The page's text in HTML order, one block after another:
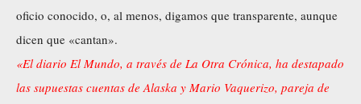
oficio conocido, o, al menos, digamos que transparente, aunque
dicen que «cantan».
«El diario El Mundo, a través de La Otra Crónica, ha destapado
las supuestas cuentas de Alaska y Mario Vaquerizo, pareja de